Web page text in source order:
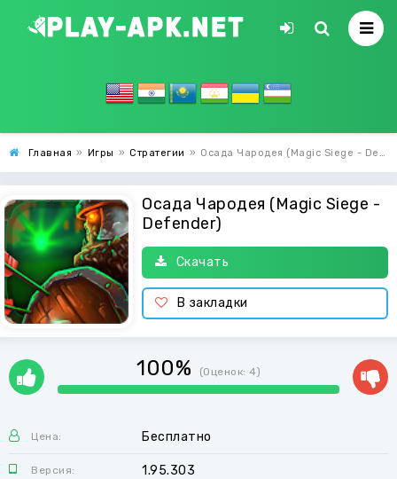
Главная » Игры » Стратегии » Осада Чародея (Magic Siege - Defender)
Осада Чародея (Magic Siege -
Defender)
Скачать
В закладки
100% (Оценок: 4)
Цена: Бесплатно
Версия: 1.95.303